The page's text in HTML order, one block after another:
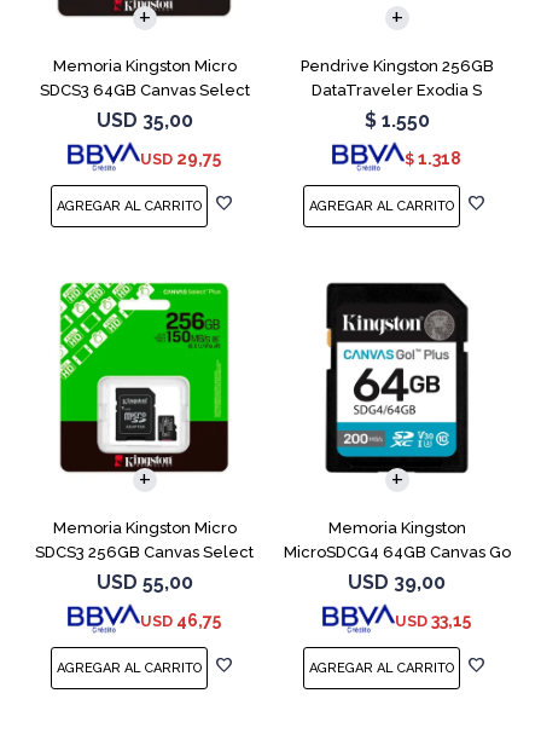
Memoria Kingston Micro
SDCS3 64GB Canvas Select
Plus
USD 35,00
USD 29,75
Pendrive Kingston 256GB
DataTraveler Exodia S
Naranja
$ 1.550
$ 1.318
Memoria Kingston Micro
SDCS3 256GB Canvas Select
Plus
USD 55,00
USD 46,75
Memoria Kingston
MicroSDCG4 64GB Canvas Go
Plus V30
USD 39,00
USD 33,15